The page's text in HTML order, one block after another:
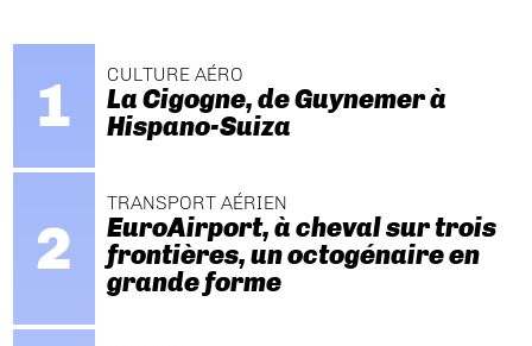
CULTURE AÉRO
La Cigogne, de Guynemer à
Hispano-Suiza
TRANSPORT AÉRIEN
EuroAirport, à cheval sur trois
frontières, un octogénaire en
grande forme